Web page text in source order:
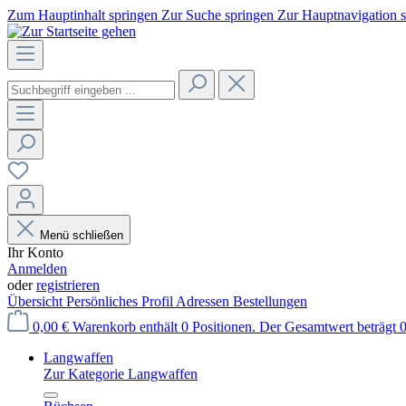
Zum Hauptinhalt springen Zur Suche springen Zur Hauptnavigation
Menü schließen
Ihr Konto
Anmelden
oderregistrieren
Übersicht Persönliches Profil Adressen Bestellungen
0,00 € Warenkorb enthält 0 Positionen. Der Gesamtwert beträgt
Langwaffen
Zur Kategorie Langwaffen